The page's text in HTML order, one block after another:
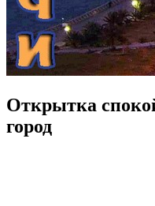
Открытка
город